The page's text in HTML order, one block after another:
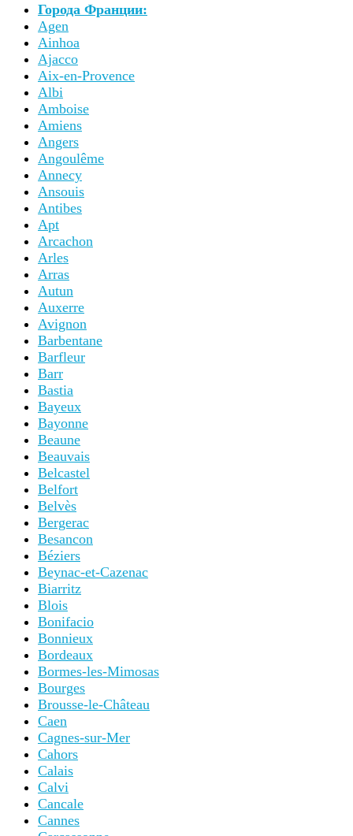
Города Франции:
Agen
Ainhoa
Ajacco
Aix-en-Provence
Albi
Amboise
Amiens
Angers
Angoulême
Annecy
Ansouis
Antibes
Apt
Arcachon
Arles
Arras
Autun
Auxerre
Avignon
Barbentane
Barfleur
Barr
Bastia
Bayeux
Bayonne
Beaune
Beauvais
Belcastel
Belfort
Belvès
Bergerac
Besancon
Béziers
Beynac-et-Cazenac
Biarritz
Blois
Bonifacio
Bonnieux
Bordeaux
Bormes-les-Mimosas
Bourges
Brousse-le-Château
Caen
Cagnes-sur-Mer
Cahors
Calais
Calvi
Cancale
Cannes